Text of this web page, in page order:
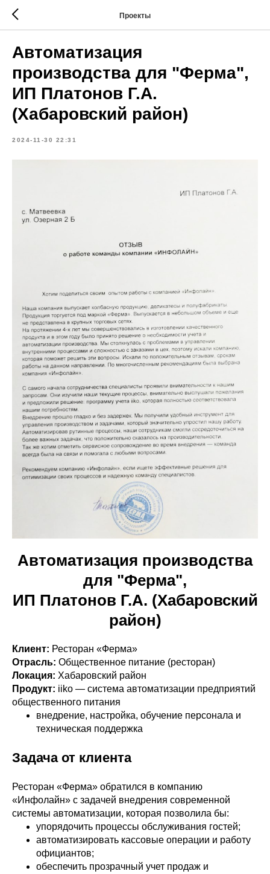
Проекты
Автоматизация
производства для "Ферма",
ИП Платонов Г.А.
(Хабаровский район)
2024-11-30 22:31
Автоматизация производства
для "Ферма",
ИП Платонов Г.А. (Хабаровский
район)
Клиент: Ресторан «Ферма»
Отрасль: Общественное питание (ресторан)
Локация: Хабаровский район
Продукт: iiko — система автоматизации предприятий
общественного питания
внедрение, настройка, обучение персонала и
техническая поддержка
Задача от клиента
Ресторан «Ферма» обратился в компанию
«Инфолайн» с задачей внедрения современной
системы автоматизации, которая позволила бы:
упорядочить процессы обслуживания гостей;
автоматизировать кассовые операции и работу
официантов;
обеспечить прозрачный учет продаж и